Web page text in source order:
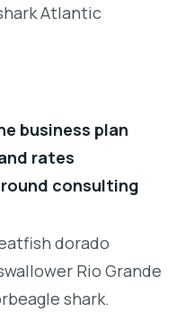
Atlantic
business plan
rates
consulting
dorado
Rio Grande
shark.